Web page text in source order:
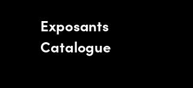
Exposants
Catalogue